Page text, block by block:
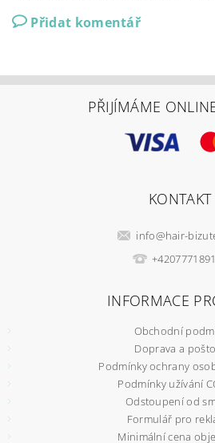
Přidat komentář
PŘIJÍMÁME
KONTAKT
info@hair-
INFORMACE
Obchodní
Doprava a
Podmínky ochrany
Podmínky užívání
Odstoupení od
Formulář pro
Minimální cena